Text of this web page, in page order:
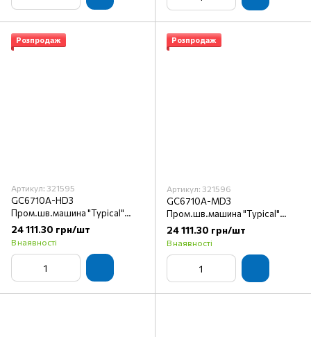
Розпродаж
Артикул: 321595
GC6710A-HD3
Пром.шв.машина "Typical"
(голова)
24 111.30 грн/шт
В наявності
Розпродаж
Артикул: 321596
GC6710A-MD3
Пром.шв.машина "Typical"
(голова)
24 111.30 грн/шт
В наявності